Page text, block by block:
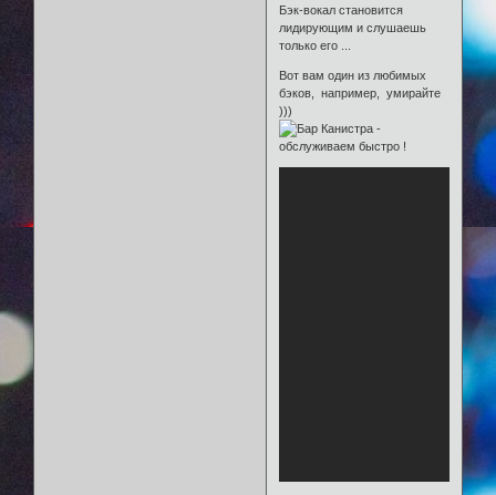
Бэк-вокал становится
лидирующим и слушаешь
только его ...
Вот вам один из любимых
бэков, например, умирайте
)))